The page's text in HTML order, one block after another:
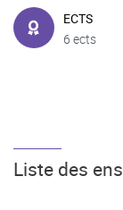
ECTS
6 ects
Liste des